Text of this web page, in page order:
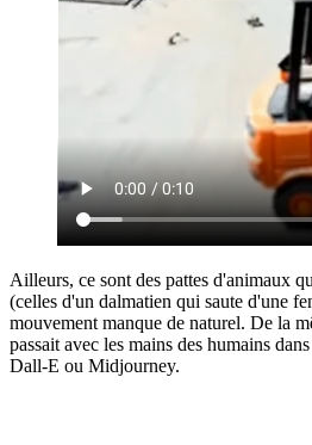
Ailleurs, ce sont des pattes d'animaux
(celles d'un dalmatien qui saute d'une
mouvement manque de naturel. De la
passait avec les mains des humains
Dall-E ou Midjourney.